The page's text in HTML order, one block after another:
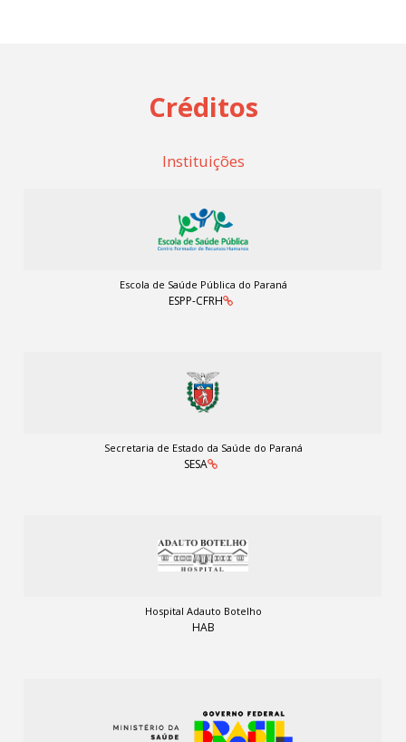
Créditos
Instituições
Escola de Saúde Pública do Paraná
ESPP-CFRH
Secretaria de Estado da Saúde do Paraná
SESA
Hospital Adauto Botelho
HAB